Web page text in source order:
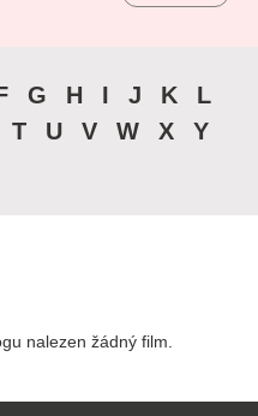
G H I J K
L
T U V W X
Y
nalezen žádný film.